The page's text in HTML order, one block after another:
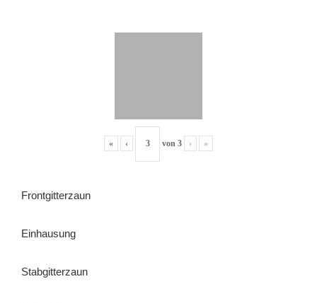
« ‹ von 3 › »
Frontgitterzaun
Einhausung
Stabgitterzaun